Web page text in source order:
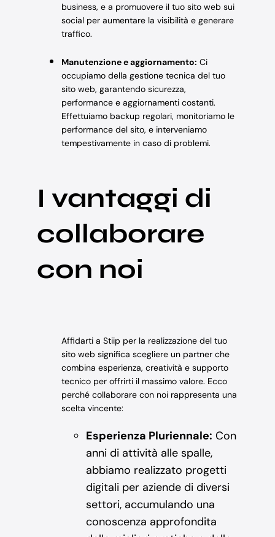
business, e a promuovere il tuo sito web sui
social per aumentare la visibilità e generare
traffico.
Manutenzione e aggiornamento: Ci
occupiamo della gestione tecnica del tuo
sito web, garantendo sicurezza,
performance e aggiornamenti costanti.
Effettuiamo backup regolari, monitoriamo le
performance del sito, e interveniamo
tempestivamente in caso di problemi.
I vantaggi di
collaborare
con noi
Affidarti a Stiip per la realizzazione del tuo
sito web significa scegliere un partner che
combina esperienza, creatività e supporto
tecnico per offrirti il massimo valore. Ecco
perché collaborare con noi rappresenta una
scelta vincente:
Esperienza Pluriennale: Con
anni di attività alle spalle,
abbiamo realizzato progetti
digitali per aziende di diversi
settori, accumulando una
conoscenza approfondita